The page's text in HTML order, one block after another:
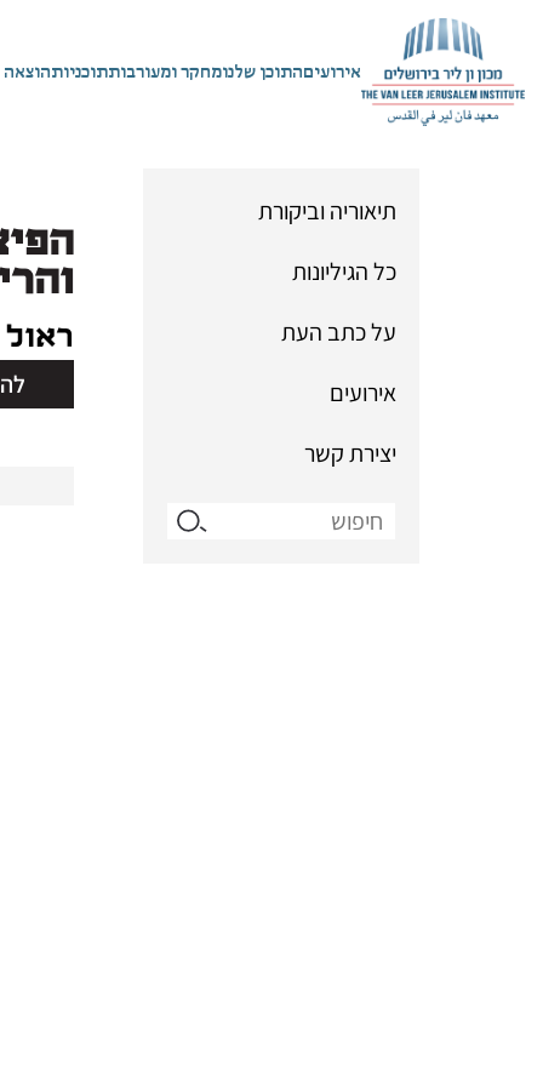
אירועיםהתוכן שלנומחקר ומעורבותתוכניותהוצאה
תיאוריה וביקורת
כל הגיליונות
על כתב העת
אירועים
יצירת קשר
Search
גיליון 27 | סתיו 2005